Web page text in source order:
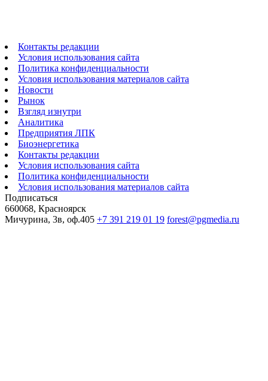
Контакты редакции
Условия использования сайта
Политика конфиденциальности
Условия использования материалов сайта
Новости
Рынок
Взгляд изнутри
Аналитика
Предприятия ЛПК
Биоэнергетика
Контакты редакции
Условия использования сайта
Политика конфиденциальности
Условия использования материалов сайта
Подписаться
660068, Красноярск
Мичурина, 3в, оф.405 +7 391 219 01 19 forest@pgmedia.ru